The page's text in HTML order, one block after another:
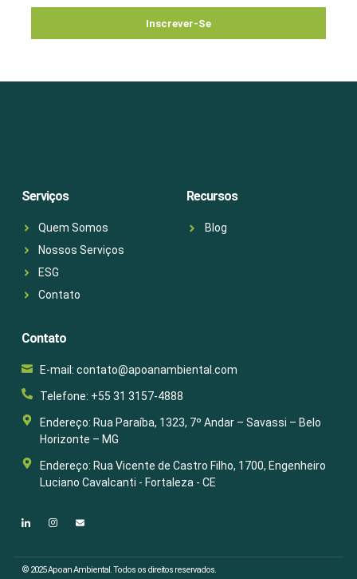
Inscrever-Se
Serviços
Quem Somos
Nossos Serviços
ESG
Contato
Recursos
Blog
Contato
E-mail: contato@apoanambiental.com
Telefone: +55 31 3157-4888
Endereço: Rua Paraíba, 1323, 7º Andar – Savassi – Belo
Horizonte – MG
Endereço: Rua Vicente de Castro Filho, 1700, Engenheiro
Luciano Cavalcanti - Fortaleza - CE
© 2025 Apoan Ambiental. Todos os direitos reservados.